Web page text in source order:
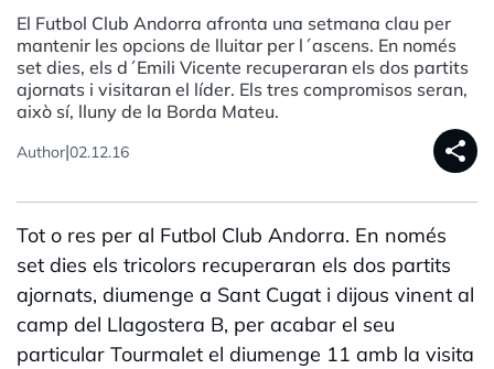
El Futbol Club Andorra afronta una setmana clau per
mantenir les opcions de lluitar per l´ascens. En només
set dies, els d´Emili Vicente recuperaran els dos partits
ajornats i visitaran el líder. Els tres compromisos seran,
això sí, lluny de la Borda Mateu.
Author|02.12.16 share
Tot o res per al Futbol Club Andorra. En només
set dies els tricolors recuperaran els dos partits
ajornats, diumenge a Sant Cugat i dijous vinent al
camp del Llagostera B, per acabar el seu
particular Tourmalet el diumenge 11 amb la visita